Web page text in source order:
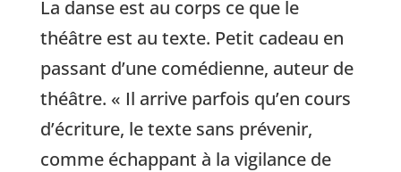
La danse est au corps ce que le
théâtre est au texte. Petit cadeau en
passant d’une comédienne, auteur de
théâtre. « Il arrive parfois qu’en cours
d’écriture, le texte sans prévenir,
comme échappant à la vigilance de